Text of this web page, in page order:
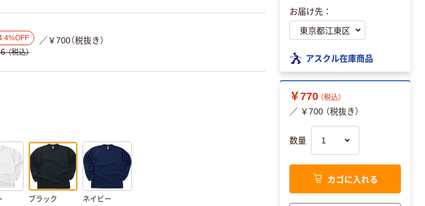
／￥700（税抜き）
（税込）
ブラック ネイビー
お届け先：
アスクル在庫商品
￥770 （税込）
／ ￥700 （税抜き）
数量
カゴに入れる